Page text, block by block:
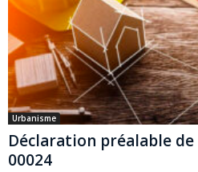
Urbanisme
Déclaration préalable
00024